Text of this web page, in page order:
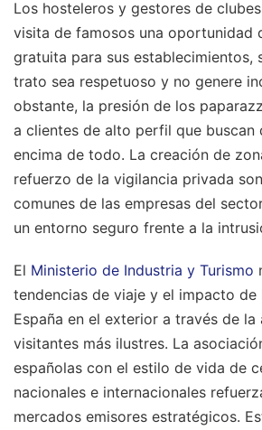
Los hosteleros y gestores de
visita de famosos una oportunidad
gratuita para sus establecimientos,
trato sea respetuoso y no genere
obstante, la presión de los
a clientes de alto perfil que buscan
encima de todo. La creación de
refuerzo de la vigilancia privada
comunes de las empresas del
un entorno seguro frente a la
El Ministerio de Industria y Turismo
tendencias de viaje y el impacto de
España en el exterior a través de
visitantes más ilustres. La
españolas con el estilo de vida de
nacionales e internacionales
mercados emisores estratégicos.